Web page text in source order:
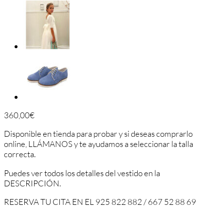
360,00€
Disponible en tienda para probar y si deseas comprarlo
online, LLÁMANOS y te ayudamos a seleccionar la talla
correcta.
Puedes ver todos los detalles del vestido en la
DESCRIPCIÓN.
RESERVA TU CITA EN EL 925 822 882 / 667 52 88 69